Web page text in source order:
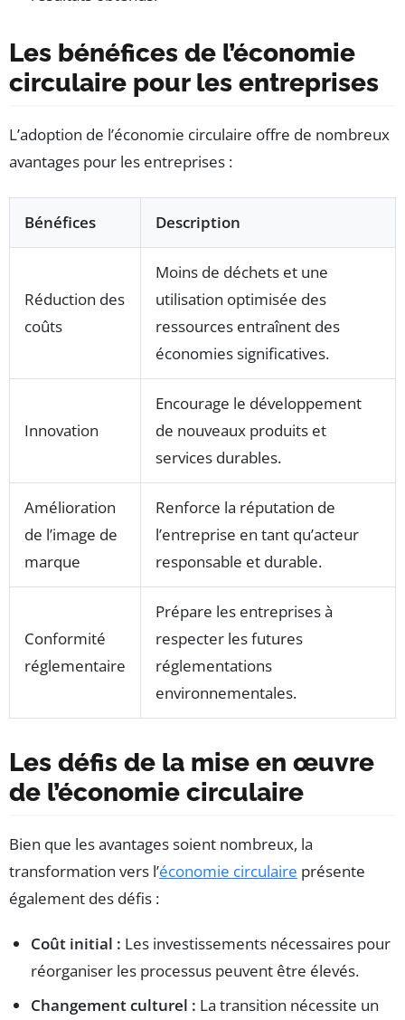
Les bénéfices de l’économie
circulaire pour les entreprises
L’adoption de l’économie circulaire offre de nombreux
avantages pour les entreprises :
Bénéfices Description
Réduction des
coûts
Moins de déchets et une
utilisation optimisée des
ressources entraînent des
économies significatives.
Innovation
Encourage le développement
de nouveaux produits et
services durables.
Amélioration
de l’image de
marque
Renforce la réputation de
l’entreprise en tant qu’acteur
responsable et durable.
Conformité
réglementaire
Prépare les entreprises à
respecter les futures
réglementations
environnementales.
Les défis de la mise en œuvre
de l’économie circulaire
Bien que les avantages soient nombreux, la
transformation vers l’économie circulaire présente
également des défis :
Coût initial : Les investissements nécessaires pour
réorganiser les processus peuvent être élevés.
Changement culturel : La transition nécessite un